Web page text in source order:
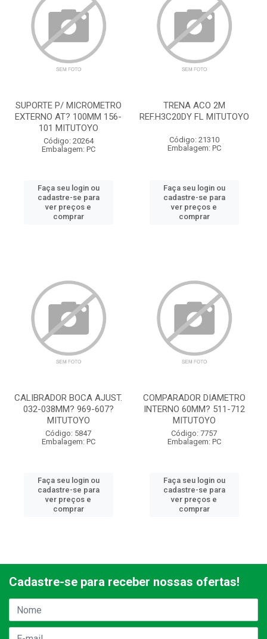
SUPORTE P/ MICROMETRO
EXTERNO AT? 100MM 156-
101 MITUTOYO
Código: 20264
Embalagem: PC
Faça seu login ou
cadastre-se para
ver preços e
comprar
TRENA ACO 2M
REF.H3C20DY FL MITUTOYO
Código: 21310
Embalagem: PC
Faça seu login ou
cadastre-se para
ver preços e
comprar
CALIBRADOR BOCA AJUST.
032-038MM? 969-607?
MITUTOYO
Código: 5847
Embalagem: PC
Faça seu login ou
cadastre-se para
ver preços e
comprar
COMPARADOR DIAMETRO
INTERNO 60MM? 511-712
MITUTOYO
Código: 7757
Embalagem: PC
Faça seu login ou
cadastre-se para
ver preços e
comprar
Cadastre-se para receber nossas ofertas!